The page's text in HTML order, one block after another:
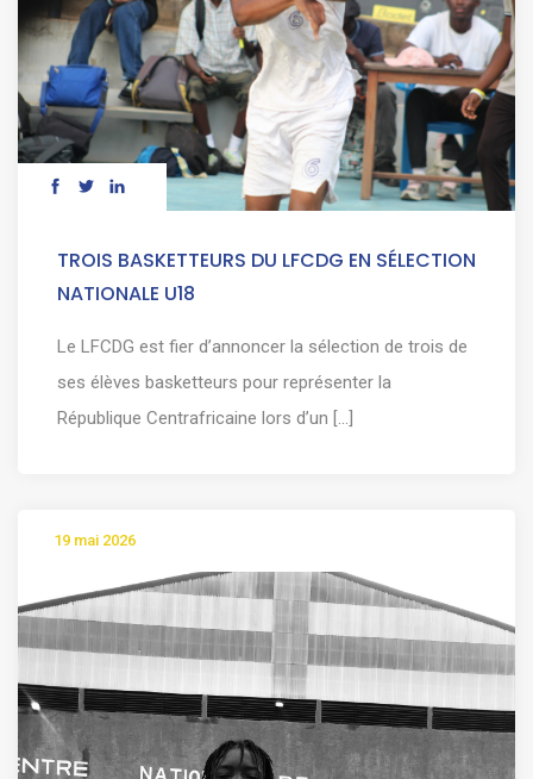
TROIS BASKETTEURS DU LFCDG EN SÉLECTION
NATIONALE U18
Le LFCDG est fier d’annoncer la sélection de trois de
ses élèves basketteurs pour représenter la
République Centrafricaine lors d’un [...]
19 mai 2026